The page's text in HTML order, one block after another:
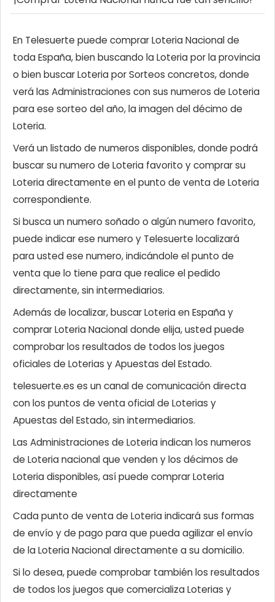
En Telesuerte puede comprar Loteria Nacional de
toda España, bien buscando la Loteria por la provincia
o bien buscar Loteria por Sorteos concretos, donde
verá las Administraciones con sus numeros de Loteria
para ese sorteo del año, la imagen del décimo de
Loteria.
Verá un listado de numeros disponibles, donde podrá
buscar su numero de Loteria favorito y comprar su
Loteria directamente en el punto de venta de Loteria
correspondiente.
Si busca un numero soñado o algún numero favorito,
puede indicar ese numero y Telesuerte localizará
para usted ese numero, indicándole el punto de
venta que lo tiene para que realice el pedido
directamente, sin intermediarios.
Además de localizar, buscar Loteria en España y
comprar Loteria Nacional donde elija, usted puede
comprobar los resultados de todos los juegos
oficiales de Loterias y Apuestas del Estado.
telesuerte.es es un canal de comunicación directa
con los puntos de venta oficial de Loterias y
Apuestas del Estado, sin intermediarios.
Las Administraciones de Loteria indican los numeros
de Loteria nacional que venden y los décimos de
Loteria disponibles, así puede comprar Loteria
directamente
Cada punto de venta de Loteria indicará sus formas
de envío y de pago para que pueda agilizar el envío
de la Loteria Nacional directamente a su domicilio.
Si lo desea, puede comprobar también los resultados
de todos los juegos que comercializa Loterias y